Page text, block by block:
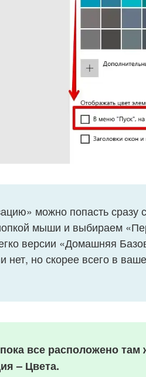
можно попасть сразу
мыши и выбираем
версии «Домашняя
нет, но скорее всего в
все расположено
– Цвета.